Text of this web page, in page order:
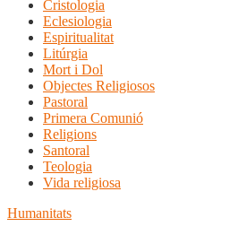
Cristologia
Eclesiologia
Espiritualitat
Litúrgia
Mort i Dol
Objectes Religiosos
Pastoral
Primera Comunió
Religions
Santoral
Teologia
Vida religiosa
Humanitats